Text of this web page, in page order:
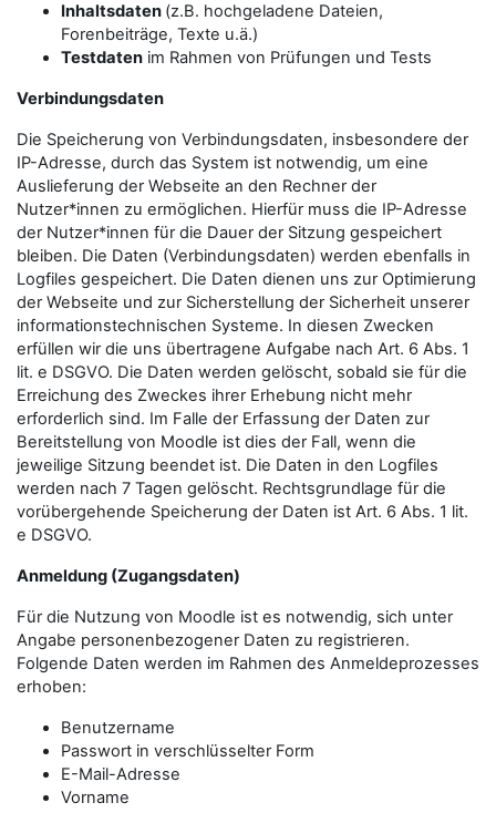
Inhaltsdaten (z.B. hochgeladene Dateien,
Forenbeiträge, Texte u.ä.)
Testdaten im Rahmen von Prüfungen und Tests
Verbindungsdaten
Die Speicherung von Verbindungsdaten, insbesondere der
IP-Adresse, durch das System ist notwendig, um eine
Auslieferung der Webseite an den Rechner der
Nutzer*innen zu ermöglichen. Hierfür muss die IP-Adresse
der Nutzer*innen für die Dauer der Sitzung gespeichert
bleiben. Die Daten (Verbindungsdaten) werden ebenfalls in
Logfiles gespeichert. Die Daten dienen uns zur Optimierung
der Webseite und zur Sicherstellung der Sicherheit unserer
informationstechnischen Systeme. In diesen Zwecken
erfüllen wir die uns übertragene Aufgabe nach Art. 6 Abs. 1
lit. e DSGVO. Die Daten werden gelöscht, sobald sie für die
Erreichung des Zweckes ihrer Erhebung nicht mehr
erforderlich sind. Im Falle der Erfassung der Daten zur
Bereitstellung von Moodle ist dies der Fall, wenn die
jeweilige Sitzung beendet ist. Die Daten in den Logfiles
werden nach 7 Tagen gelöscht. Rechtsgrundlage für die
vorübergehende Speicherung der Daten ist Art. 6 Abs. 1 lit.
e DSGVO.
Anmeldung (Zugangsdaten)
Für die Nutzung von Moodle ist es notwendig, sich unter
Angabe personenbezogener Daten zu registrieren.
Folgende Daten werden im Rahmen des Anmeldeprozesses
erhoben:
Benutzername
Passwort in verschlüsselter Form
E-Mail-Adresse
Vorname